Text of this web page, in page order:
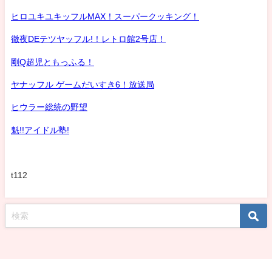
ヒロユキユキッフルMAX！スーパークッキング！
徹夜DEテツヤッフル!！レトロ館2号店！
剛Q超児ともっふる！
ヤナッフル ゲームだいすき6！放送局
ヒウラー総統の野望
魁!!アイドル塾!
t112